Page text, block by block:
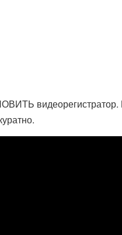
видеорегистратор.